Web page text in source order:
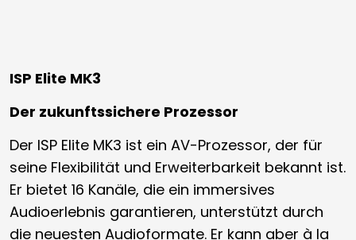
ISP Elite MK3
Der zukunftssichere Prozessor
Der ISP Elite MK3 ist ein AV-Prozessor, der für
seine Flexibilität und Erweiterbarkeit bekannt ist.
Er bietet 16 Kanäle, die ein immersives
Audioerlebnis garantieren, unterstützt durch
die neuesten Audioformate. Er kann aber à la